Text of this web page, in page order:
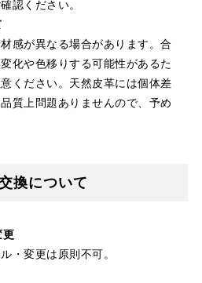
認ください。
感が異なる場合があります。合
化や色移りする可能性があるた
ください。天然皮革には個体差
質上問題ありませんので、予め
換について
更
・変更は原則不可。